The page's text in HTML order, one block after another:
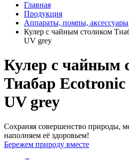
Главная
Продукция
Аппараты, помпы, аксессуары
Кулер с чайным столиком
UV grey
Кулер с чайным
Тиабар
UV grey
Сохраняя совершенство природы,
наполняем её здоровьем!
Бережем природу вместе